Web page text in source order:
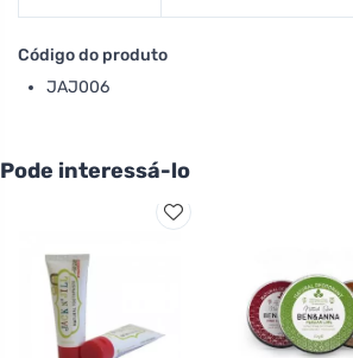
Código do produto
JAJ006
Pode interessá-lo